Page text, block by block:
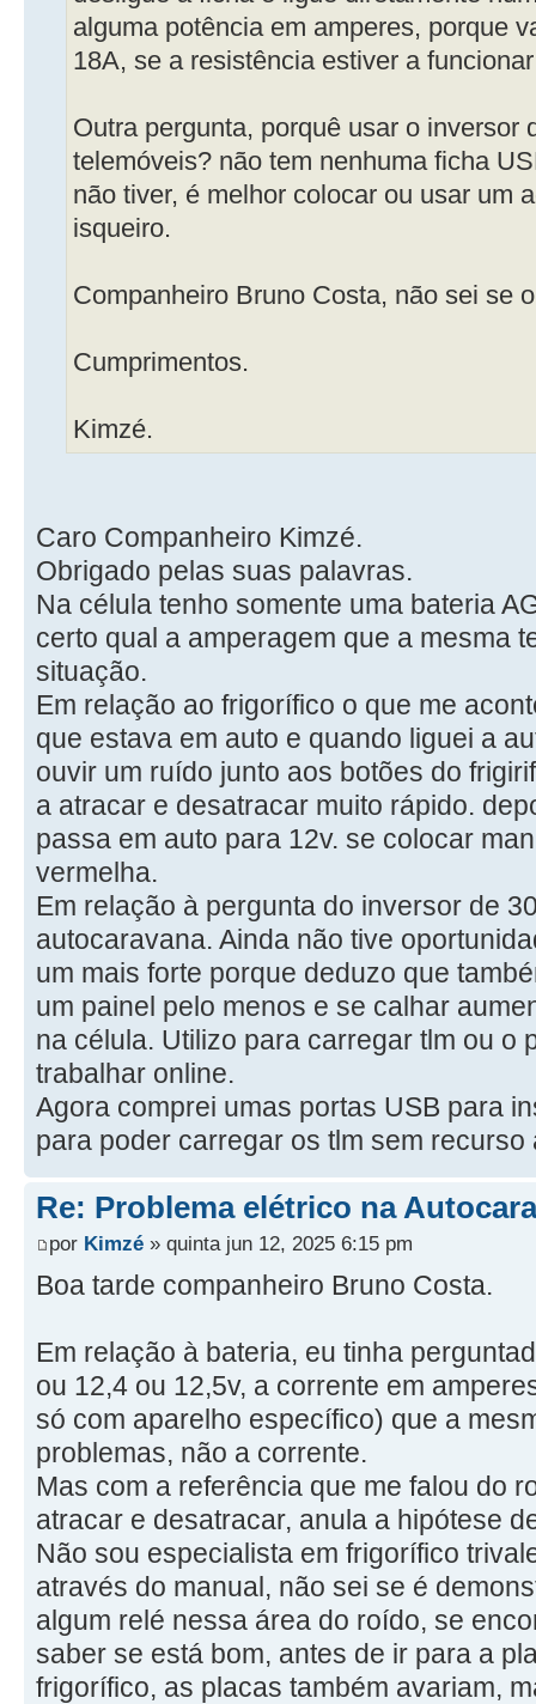
alguma potência em amperes, porque
18A, se a resistência estiver a
Outra pergunta, porquê usar o inversor
telemóveis? não tem nenhuma ficha
não tiver, é melhor colocar ou usar um
isqueiro.
Companheiro Bruno Costa, não sei se
Cumprimentos.
Kimzé.
Caro Companheiro Kimzé.
Obrigado pelas suas palavras.
Na célula tenho somente uma bateria
certo qual a amperagem que a mesma
situação.
Em relação ao frigorífico o que me
que estava em auto e quando liguei a
ouvir um ruído junto aos botões do
a atracar e desatracar muito rápido.
passa em auto para 12v. se colocar
vermelha.
Em relação à pergunta do inversor de
autocaravana. Ainda não tive
um mais forte porque deduzo que
um painel pelo menos e se calhar
na célula. Utilizo para carregar tlm ou o
trabalhar online.
Agora comprei umas portas USB para
para poder carregar os tlm sem recurso
Re: Problema elétrico na
por Kimzé » quinta jun 12, 2025 6:15 pm
Boa tarde companheiro Bruno Costa.
Em relação à bateria, eu tinha
ou 12,4 ou 12,5v, a corrente em
só com aparelho específico) que a
problemas, não a corrente.
Mas com a referência que me falou do
atracar e desatracar, anula a hipótese
Não sou especialista em frigorífico
através do manual, não sei se é
algum relé nessa área do roído, se
saber se está bom, antes de ir para a
frigorífico, as placas também avariam,